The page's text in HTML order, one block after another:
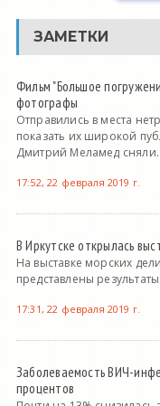
ЗАМЕТКИ
Фильм "Большое
фотографы
Отправились в места
показать их широкой
Дмитрий Меламед
17:52, 22 февраля 2019 г.
В Иркутске открылась
На выставке морских
представлены
17:31, 22 февраля 2019 г.
Заболеваемость ВИЧ-
процентов